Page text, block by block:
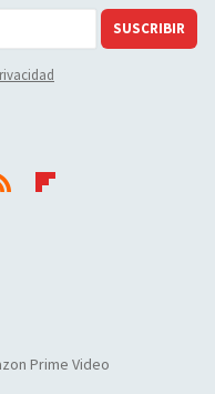
SUSCRIBIR
Prime Video